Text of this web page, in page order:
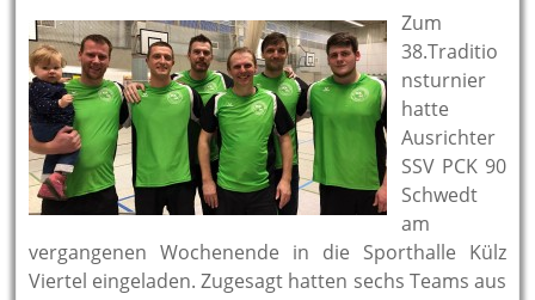
Zum
38.Traditio
nsturnier
hatte
Ausrichter
SSV PCK 90
Schwedt
am
vergangenen Wochenende in die Sporthalle Külz
Viertel eingeladen. Zugesagt hatten sechs Teams aus